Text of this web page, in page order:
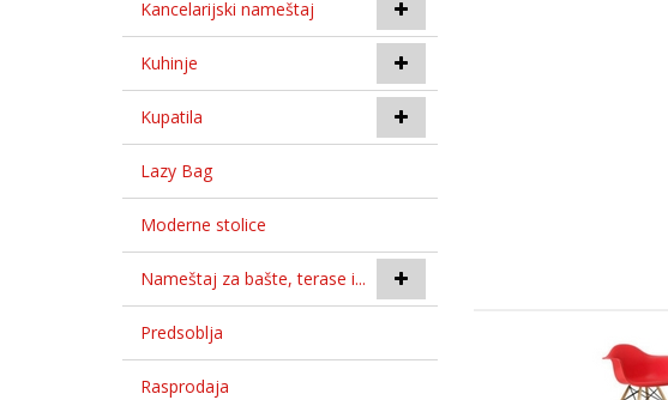
Kancelarijski nameštaj
Kuhinje
Kupatila
Lazy Bag
Moderne stolice
Nameštaj za bašte, terase i...
Predsoblja
Rasprodaja